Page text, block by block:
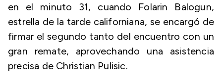
en el minuto 31, cuando Folarin Balogun,
estrella de la tarde californiana, se encargó de
firmar el segundo tanto del encuentro con un
gran remate, aprovechando una asistencia
precisa de Christian Pulisic.